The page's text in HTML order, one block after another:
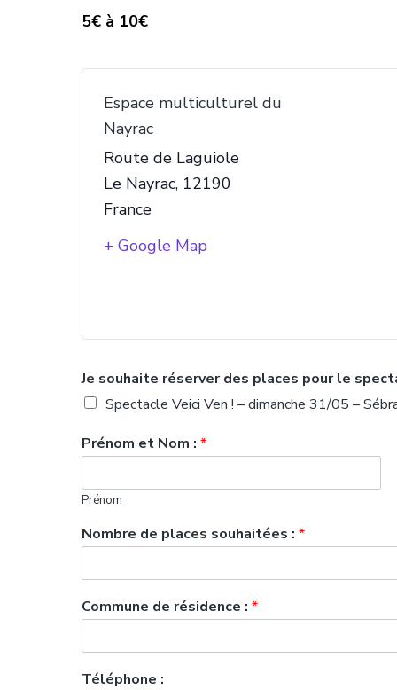
5€ à 10€
Espace multiculturel du
Nayrac
Route de Laguiole
Le Nayrac, 12190
France
+ Google Map
Je souhaite réserver des places pour le
Spectacle Veici Ven ! – dimanche 31/05 –
Prénom et Nom : *
Prénom
Nombre de places souhaitées : *
Commune de résidence : *
Téléphone :